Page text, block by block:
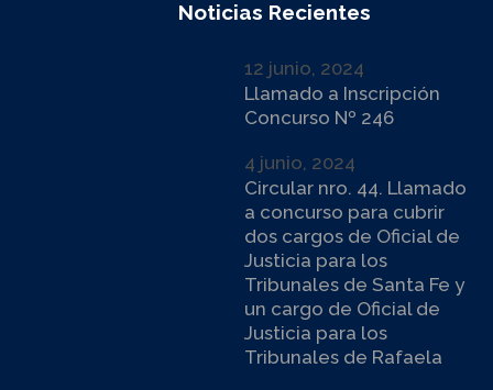
Noticias Recientes
12 junio, 2024
Llamado a Inscripción
Concurso Nº 246
4 junio, 2024
Circular nro. 44. Llamado
a concurso para cubrir
dos cargos de Oficial de
Justicia para los
Tribunales de Santa Fe y
un cargo de Oficial de
Justicia para los
Tribunales de Rafaela